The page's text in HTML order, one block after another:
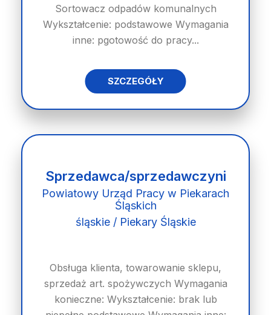
Sortowacz odpadów komunalnych
Wykształcenie: podstawowe Wymagania
inne: pgotowość do pracy...
SZCZEGÓŁY
Sprzedawca/sprzedawczyni
Powiatowy Urząd Pracy w Piekarach
Śląskich
śląskie / Piekary Śląskie
Obsługa klienta, towarowanie sklepu,
sprzedaż art. spożywczych Wymagania
konieczne: Wykształcenie: brak lub